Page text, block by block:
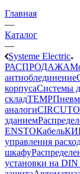
Главная
—
Каталог
—
Systeme Electric
РАСПРОДАЖА
антиоблединение
корпусаСистемы
складTEMP
аналоги
зданием
ENSTOКабель
управления
шкафу
установки на DIN